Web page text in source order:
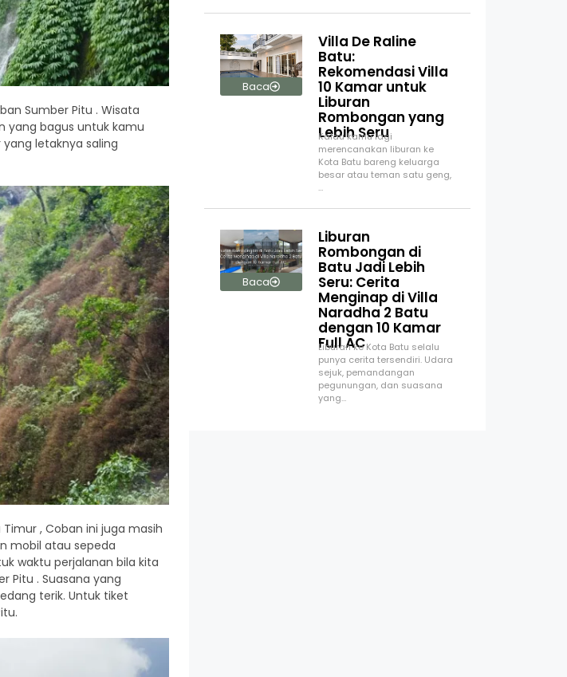
Sumber Pitu . Wisata
yang bagus untuk kamu
letaknya saling
, Coban ini juga masih
mobil atau sepeda
waktu perjalanan bila kita
Pitu . Suasana yang
terik. Untuk tiket
Baca
Villa De Raline
Batu:
Rekomendasi Villa
10 Kamar untuk
Liburan
Rombongan yang
Lebih Seru
Kalau kamu lagi
merencanakan liburan ke
Kota Batu bareng keluarga
besar atau teman satu geng,
…
Baca
Liburan
Rombongan di
Batu Jadi Lebih
Seru: Cerita
Menginap di Villa
Naradha 2 Batu
dengan 10 Kamar
Full AC
Liburan ke Kota Batu selalu
punya cerita tersendiri. Udara
sejuk, pemandangan
pegunungan, dan suasana
yang…